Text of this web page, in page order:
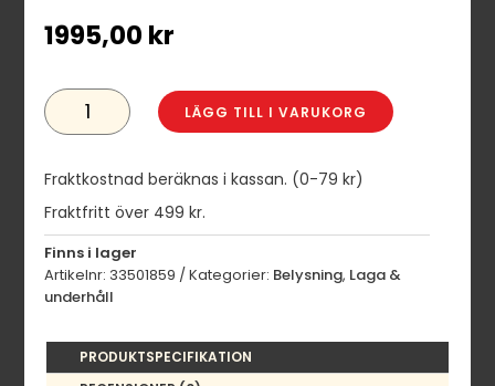
1995,00 kr
LEDSON
JUNO
LED-
RAMP
MÄNGD
LÄGG TILL I VARUKORG
Fraktkostnad beräknas i kassan. (0-79 kr)
Fraktfritt över 499 kr.
Finns i lager
Artikelnr: 33501859 Kategorier: Belysning, Laga &
underhåll
PRODUKTSPECIFIKATION